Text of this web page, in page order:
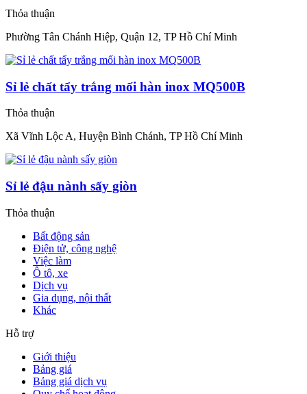
Thỏa thuận
Phường Tân Chánh Hiệp, Quận 12, TP Hồ Chí Minh
Sỉ lẻ chất tẩy trắng mối hàn inox MQ500B
Thỏa thuận
Xã Vĩnh Lộc A, Huyện Bình Chánh, TP Hồ Chí Minh
Sỉ lẻ đậu nành sấy giòn
Thỏa thuận
Bất động sản
Điện tử, công nghệ
Việc làm
Ô tô, xe
Dịch vụ
Gia dụng, nội thất
Khác
Hỗ trợ
Giới thiệu
Bảng giá
Bảng giá dịch vụ